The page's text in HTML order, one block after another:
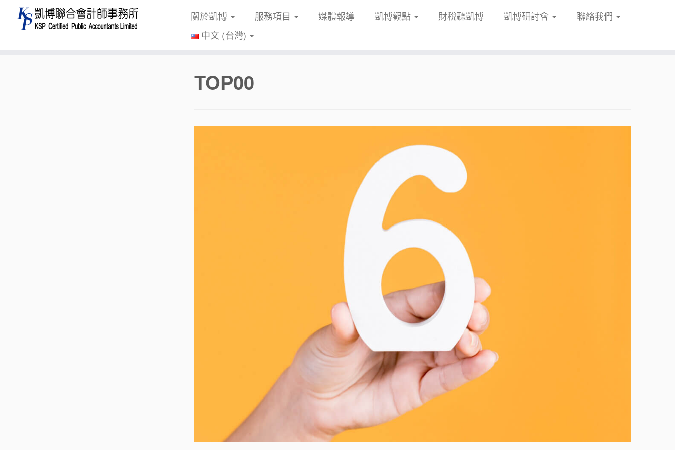
關於凱博 服務項目 媒體報導 凱博觀點 財稅聽凱博 凱博研討會
聯絡我們
中文 (台灣)
TOP00